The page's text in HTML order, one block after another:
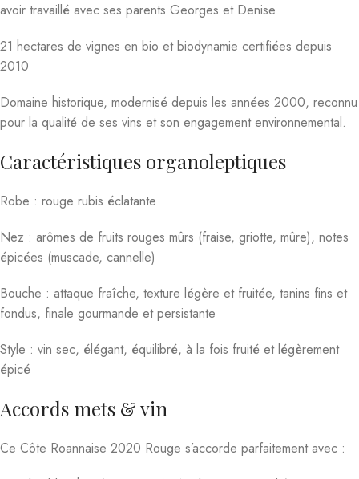
avoir travaillé avec ses parents Georges et Denise
21 hectares de vignes en bio et biodynamie certifiées depuis
2010
Domaine historique, modernisé depuis les années 2000, reconnu
pour la qualité de ses vins et son engagement environnemental.
Caractéristiques organoleptiques
Robe : rouge rubis éclatante
Nez : arômes de fruits rouges mûrs (fraise, griotte, mûre), notes
épicées (muscade, cannelle)
Bouche : attaque fraîche, texture légère et fruitée, tanins fins et
fondus, finale gourmande et persistante
Style : vin sec, élégant, équilibré, à la fois fruité et légèrement
épicé
Accords mets & vin
Ce Côte Roannaise 2020 Rouge s’accorde parfaitement avec :